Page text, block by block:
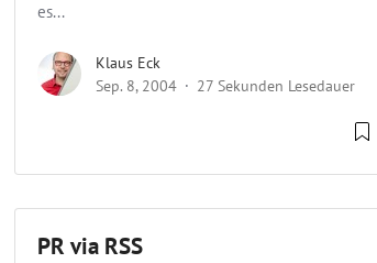
es...
Klaus Eck
Sep. 8, 2004
27 Sekunden Lesedauer
PR via RSS